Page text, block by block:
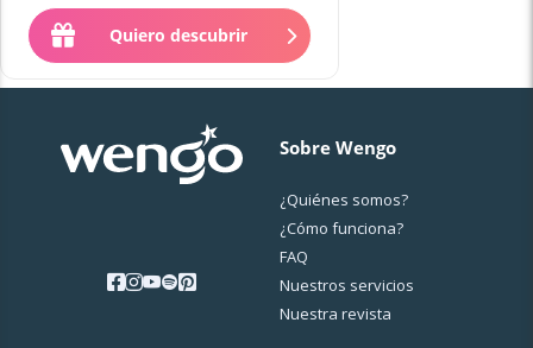
siempre en apoyo espiritual...
Quiero descubrir
Sobre Wengo
¿Quiénes somos?
¿Cо́mo funciona?
FAQ
Nuestros servicios
Nuestra revista